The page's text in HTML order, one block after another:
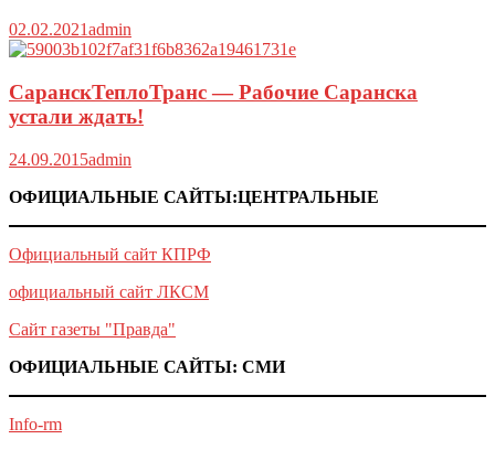
02.02.2021admin
СаранскТеплоТранс — Рабочие Саранска
устали ждать!
24.09.2015admin
ОФИЦИАЛЬНЫЕ САЙТЫ:ЦЕНТРАЛЬНЫЕ
Официальный сайт КПРФ
официальный сайт ЛКСМ
Сайт газеты "Правда"
ОФИЦИАЛЬНЫЕ САЙТЫ: СМИ
Info-rm